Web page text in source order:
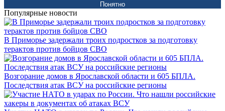
Понятно
Популярные новости
В Приморье задержали троих подростков за подготовку
терактов против бойцов СВО
Возгорание домов в Ярославской области и 605 БПЛА.
Последствия атак ВСУ на российские регионы